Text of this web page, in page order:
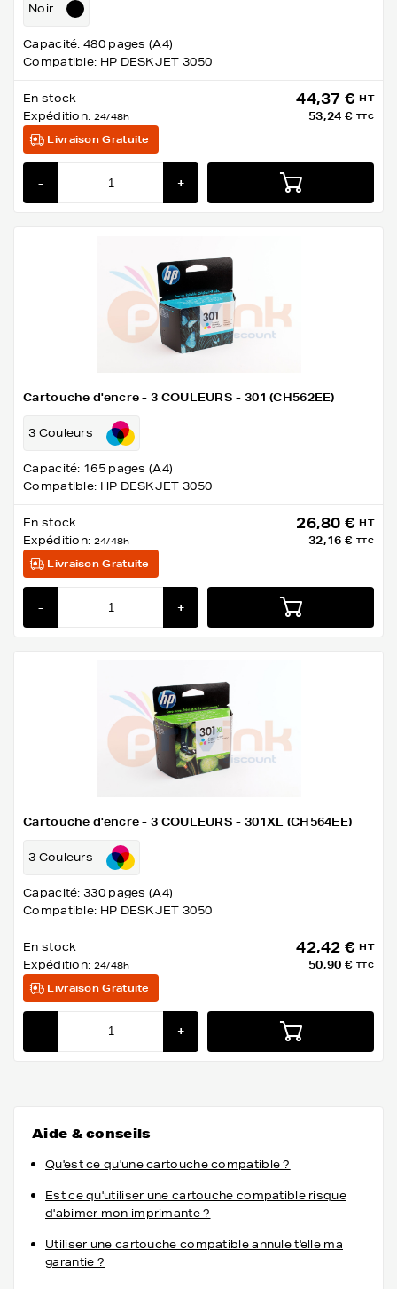
Noir
Capacité: 480 pages (A4)
Compatible: HP DESKJET 3050
En stock
Expédition: 24/48h
44,37 € HT
53,24 € TTC
Livraison Gratuite
- +
Cartouche d'encre - 3 COULEURS - 301 (CH562EE)
3 Couleurs
Capacité: 165 pages (A4)
Compatible: HP DESKJET 3050
En stock
Expédition: 24/48h
26,80 € HT
32,16 € TTC
Livraison Gratuite
- +
Cartouche d'encre - 3 COULEURS - 301XL (CH564EE)
3 Couleurs
Capacité: 330 pages (A4)
Compatible: HP DESKJET 3050
En stock
Expédition: 24/48h
42,42 € HT
50,90 € TTC
Livraison Gratuite
- +
Aide & conseils
Qu'est ce qu'une cartouche compatible ?
Est ce qu'utiliser une cartouche compatible risque
d'abimer mon imprimante ?
Utiliser une cartouche compatible annule t'elle ma
garantie ?